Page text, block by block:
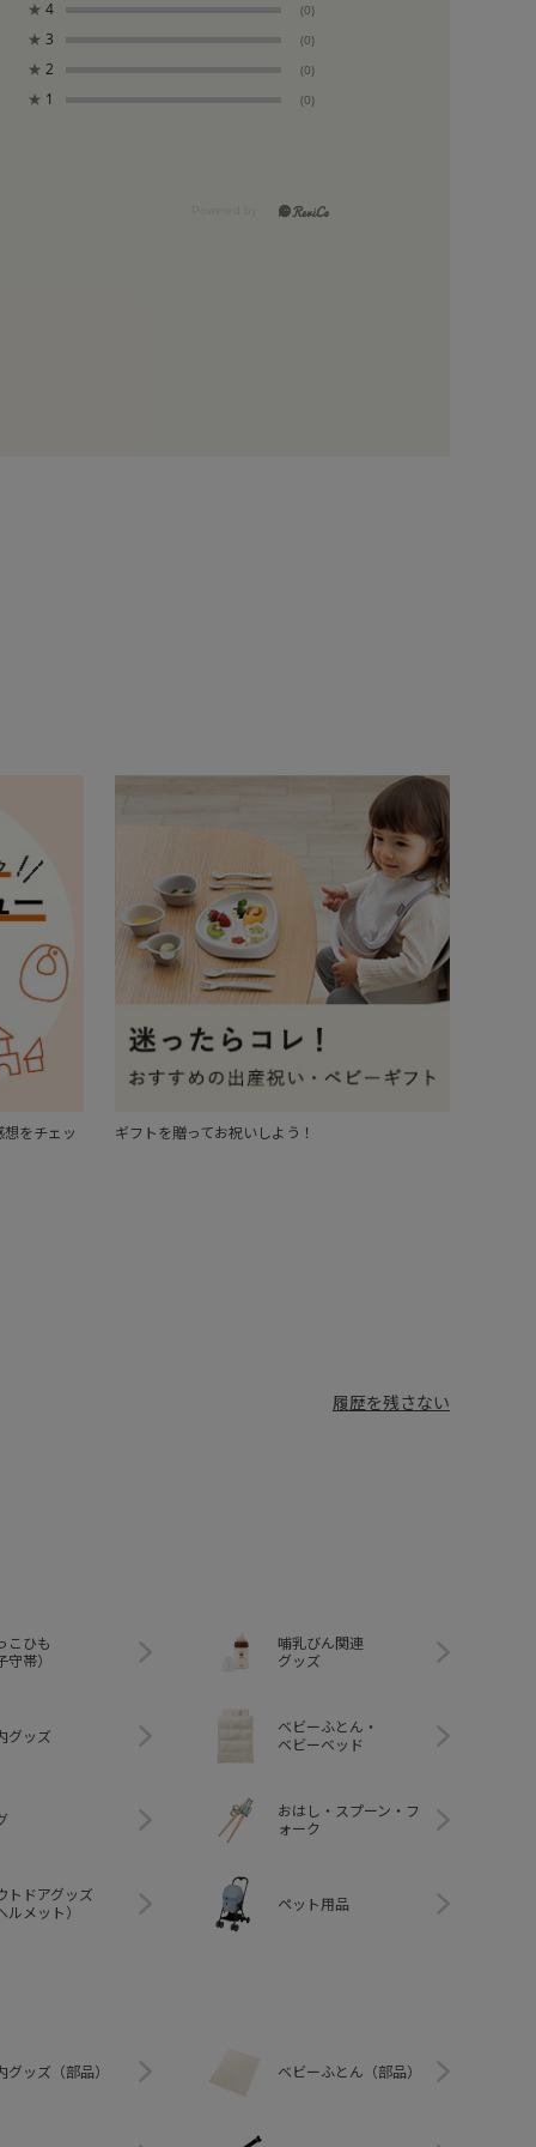
★ 4 (0)
★ 3 (0)
★ 2 (0)
★ 1 (0)
をチェッ
ギフトを贈ってお祝いしよう！
履歴を残さない
こひも
守帯）
哺乳びん関連
グッズ
グッズ
ベビーふとん・
ベビーベッド
おはし・スプーン・フ
ォーク
トドアグッズ
ルメット）
ペット用品
グッズ（部品） ベビーふとん（部品）